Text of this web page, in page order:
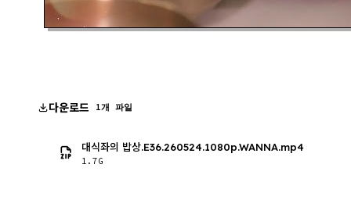
다운로드 1개 파일
대식좌의 밥상.E36.260524.1080p.WANNA.mp4
1.7G